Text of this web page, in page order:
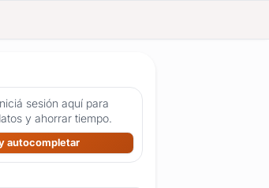
sesión aquí para
y ahorrar tiempo.
autocompletar